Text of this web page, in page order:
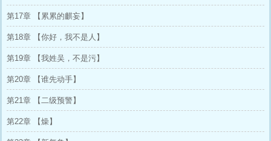
第17章 【累累的麒妄】
第18章 【你好，我不是人】
第19章 【我姓吴，不是污】
第20章 【谁先动手】
第21章 【二级预警】
第22章 【燥】